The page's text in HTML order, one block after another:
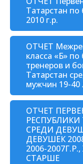
Татарстан
2010 г.р.
ОТЧЕТ
класса «Б»
тренеров и
Татарстан
мужчин 19-40
ОТЧЕТ
СРЕДИ
ДЕВУШЕК
2006-
СТАРШЕ